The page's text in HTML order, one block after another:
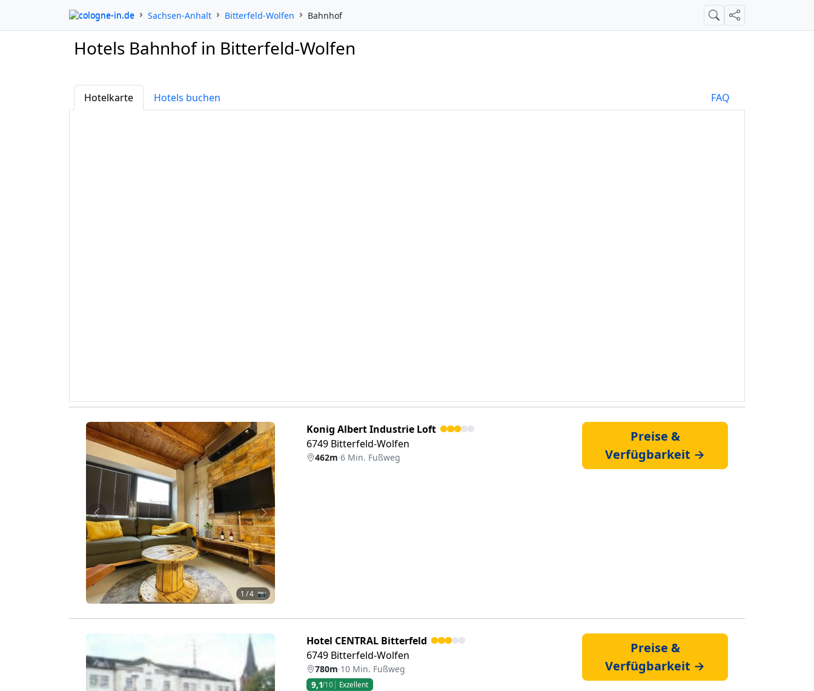
cologne-in.de Sachsen-Anhalt Bitterfeld-Wolfen Bahnhof SucheTeilen
Hotels Bahnhof in Bitterfeld-Wolfen
Hotelkarte Hotels buchen FAQ
Zurück Weiter
1 / 4 📷
Konig Albert Industrie Loft
6749 Bitterfeld-Wolfen
462m·6 Min. Fußweg
Preise &
Verfügbarkeit →
Hotel CENTRAL Bitterfeld
6749 Bitterfeld-Wolfen
780m·10 Min. Fußweg
9,1/10 Exzellent
Preise &
Verfügbarkeit →